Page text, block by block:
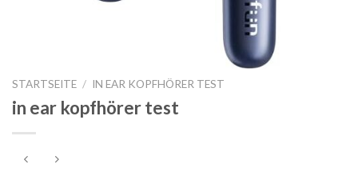
STARTSEITE / IN EAR KOPFHÖRER TEST
in ear kopfhörer test